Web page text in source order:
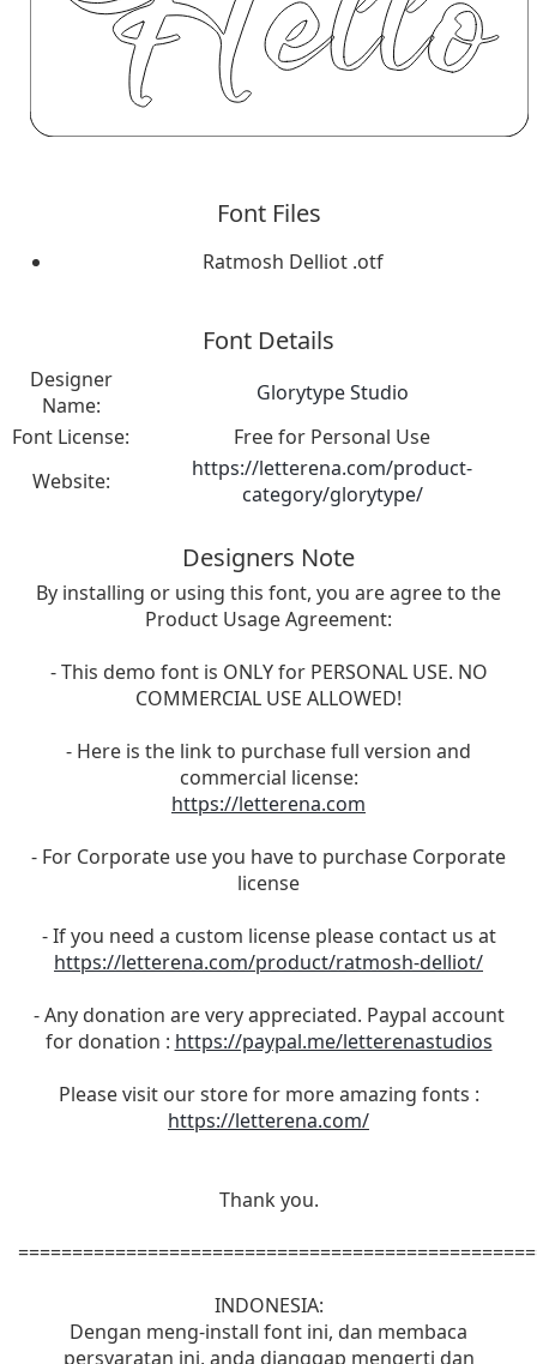
Font Files
Ratmosh Delliot .otf
Font Details
Designer
Name:
Glorytype Studio
Font License:
Free for Personal Use
Website:
https://letterena.com/product-
category/glorytype/
Designers Note
By installing or using this font, you are agree to the
Product Usage Agreement:
- This demo font is ONLY for PERSONAL USE. NO
COMMERCIAL USE ALLOWED!
- Here is the link to purchase full version and
commercial license:
https://letterena.com
- For Corporate use you have to purchase Corporate
license
- If you need a custom license please contact us at
https://letterena.com/product/ratmosh-delliot/
- Any donation are very appreciated. Paypal account
for donation : https://paypal.me/letterenastudios
Please visit our store for more amazing fonts :
https://letterena.com/
Thank you.
INDONESIA:
Dengan meng-install font ini, dan membaca
persyaratan ini, anda dianggap mengerti dan